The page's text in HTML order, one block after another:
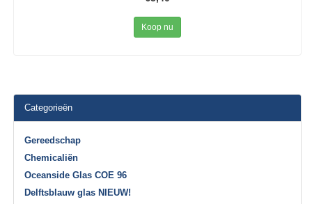
Koop nu
Categorieën
Gereedschap
Chemicaliën
Oceanside Glas COE 96
Delftsblauw glas NIEUW!